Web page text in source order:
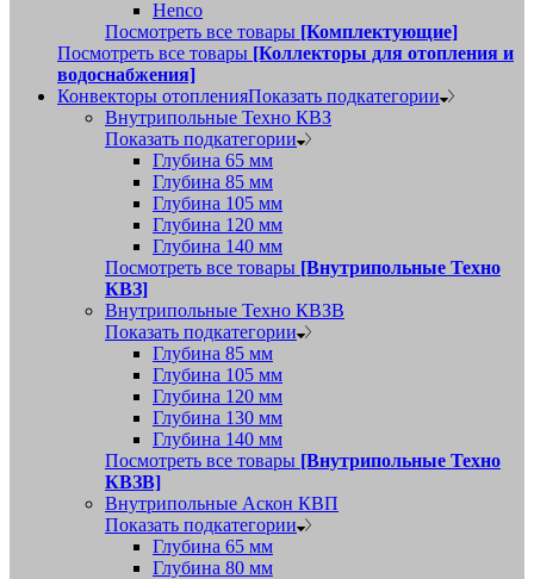
Henco
Посмотреть все товары [Комплектующие]
Посмотреть все товары [Коллекторы для отопления и
водоснабжения]
Конвекторы отопленияПоказать подкатегории
Внутрипольные Техно КВЗ
Показать подкатегории
Глубина 65 мм
Глубина 85 мм
Глубина 105 мм
Глубина 120 мм
Глубина 140 мм
Посмотреть все товары [Внутрипольные Техно
КВЗ]
Внутрипольные Техно КВЗВ
Показать подкатегории
Глубина 85 мм
Глубина 105 мм
Глубина 120 мм
Глубина 130 мм
Глубина 140 мм
Посмотреть все товары [Внутрипольные Техно
КВЗВ]
Внутрипольные Аскон КВП
Показать подкатегории
Глубина 65 мм
Глубина 80 мм